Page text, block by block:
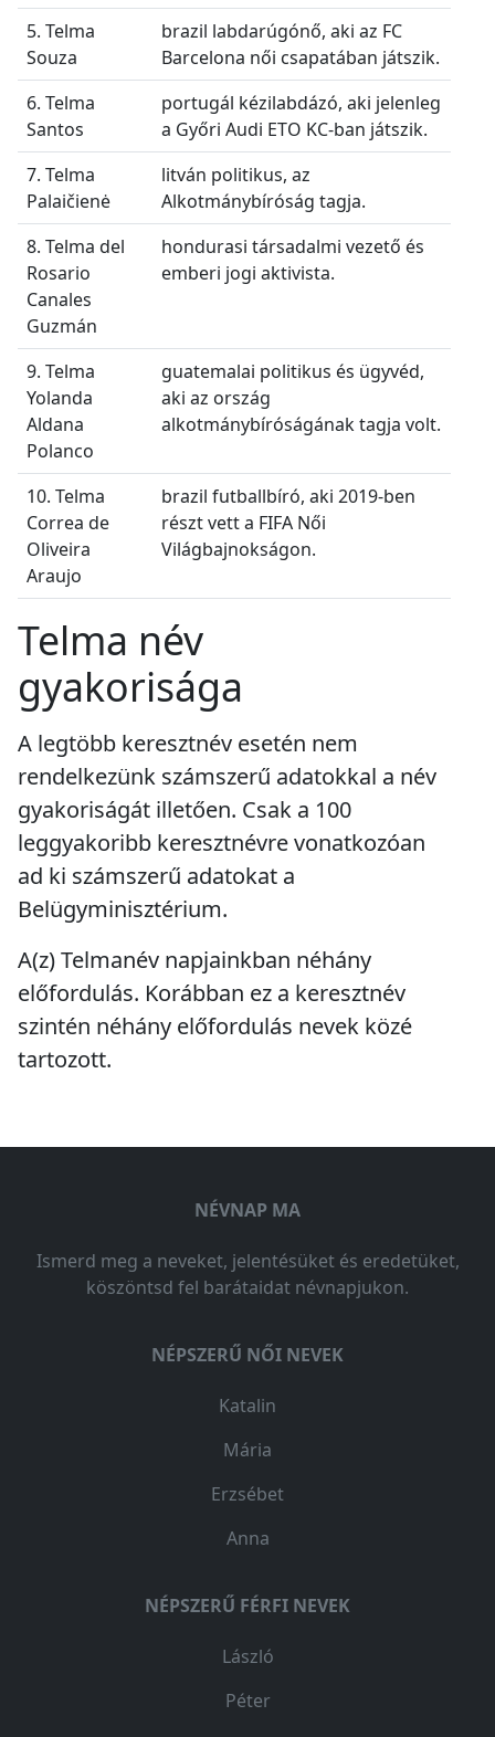
5. Telma
Souza
brazil labdarúgónő, aki az FC
Barcelona női csapatában játszik.
6. Telma
Santos
portugál kézilabdázó, aki jelenleg
a Győri Audi ETO KC-ban játszik.
7. Telma
Palaičienė
litván politikus, az
Alkotmánybíróság tagja.
8. Telma del
Rosario
Canales
Guzmán
hondurasi társadalmi vezető és
emberi jogi aktivista.
9. Telma
Yolanda
Aldana
Polanco
guatemalai politikus és ügyvéd,
aki az ország
alkotmánybíróságának tagja volt.
10. Telma
Correa de
Oliveira
Araujo
brazil futballbíró, aki 2019-ben
részt vett a FIFA Női
Világbajnokságon.
Telma név
gyakorisága
A legtöbb keresztnév esetén nem
rendelkezünk számszerű adatokkal a név
gyakoriságát illetően. Csak a 100
leggyakoribb keresztnévre vonatkozóan
ad ki számszerű adatokat a
Belügyminisztérium.
A(z) Telmanév napjainkban néhány
előfordulás. Korábban ez a keresztnév
szintén néhány előfordulás nevek közé
tartozott.
NÉVNAP MA
Ismerd meg a neveket, jelentésüket és eredetüket,
köszöntsd fel barátaidat névnapjukon.
NÉPSZERŰ NŐI NEVEK
Katalin
Mária
Erzsébet
Anna
NÉPSZERŰ FÉRFI NEVEK
László
Péter